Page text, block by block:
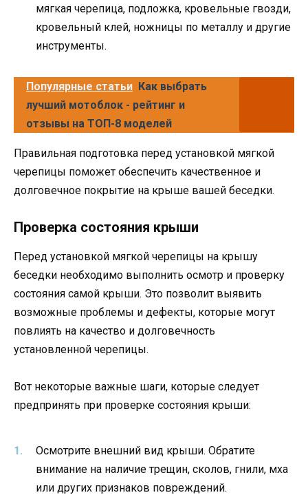
мягкая черепица, подложка, кровельные гвозди,
кровельный клей, ножницы по металлу и другие
инструменты.
Популярные статьи Как выбрать
лучший мотоблок - рейтинг и
отзывы на ТОП-8 моделей
Правильная подготовка перед установкой мягкой
черепицы поможет обеспечить качественное и
долговечное покрытие на крыше вашей беседки.
Проверка состояния крыши
Перед установкой мягкой черепицы на крышу
беседки необходимо выполнить осмотр и проверку
состояния самой крыши. Это позволит выявить
возможные проблемы и дефекты, которые могут
повлиять на качество и долговечность
установленной черепицы.
Вот некоторые важные шаги, которые следует
предпринять при проверке состояния крыши:
Осмотрите внешний вид крыши. Обратите
внимание на наличие трещин, сколов, гнили, мха
или других признаков повреждений.